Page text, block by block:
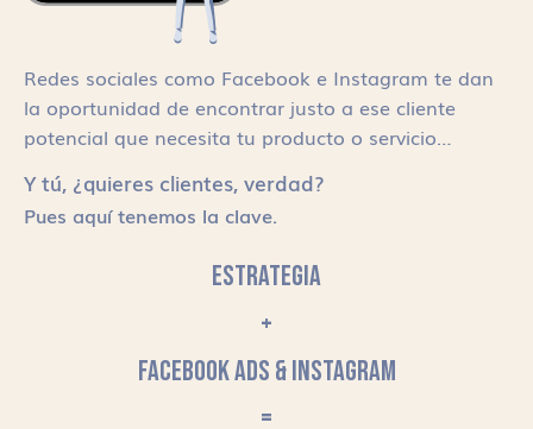
Redes sociales como Facebook e Instagram te dan
la oportunidad de encontrar justo a ese cliente
potencial que necesita tu producto o servicio…
Y tú, ¿quieres clientes, verdad?
Pues aquí tenemos la clave.
ESTRATEGIA
+
FACEBOOK ADS & INSTAGRAM
=